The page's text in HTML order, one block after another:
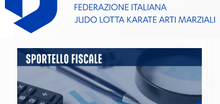
Classifica Società Sportive con più di 100 atleti
tesserati
Gare e Risultati
Archivio eventi
Dove siamo
Media
Partners
Trasparenza